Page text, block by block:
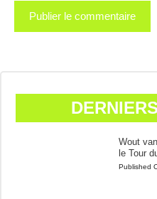
Wout
le Tour
Published